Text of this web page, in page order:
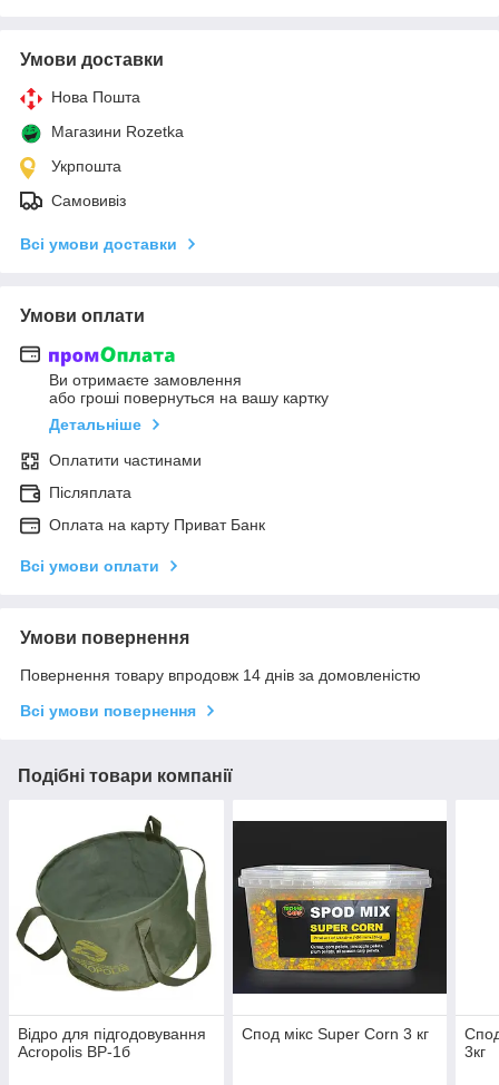
Умови доставки
Нова Пошта
Магазини Rozetka
Укрпошта
Самовивіз
Всі умови доставки
Умови оплати
Ви отримаєте замовлення
або гроші повернуться на вашу картку
Детальніше
Оплатити частинами
Післяплата
Оплата на карту Приват Банк
Всі умови оплати
Умови повернення
Повернення товару впродовж 14 днів за домовленістю
Всі умови повернення
Подібні товари компанії
Відро для підгодовування
Acropolis ВР-1б
Спод мікс Super Corn 3 кг
3кг